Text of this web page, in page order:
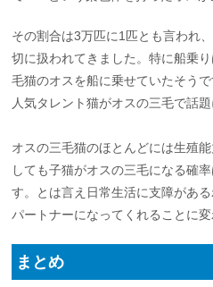
その割合は3万匹に1匹とも言われ
切に扱われてきました。特に船乗
毛猫のオスを船に乗せていたそう
人気タレント猫がオスの三毛で話
オスの三毛猫のほとんどには生殖
しても子猫がオスの三毛になる確
す。とは言え日常生活に支障があ
パートナーになってくれることに変
まとめ